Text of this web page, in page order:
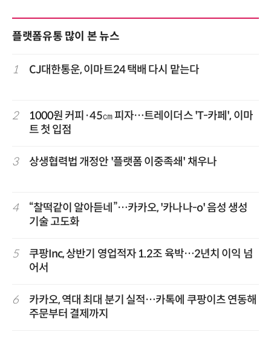
플랫폼유통 많이 본 뉴스
1 CJ대한통운, 이마트24 택배 다시 맡는다
2
1000원 커피·45㎝ 피자…트레이더스 'T-카페', 이마
트 첫 입점
3 상생협력법 개정안 '플랫폼 이중족쇄' 채우나
4
“찰떡같이 알아듣네”…카카오, '카나나-o' 음성 생성
기술 고도화
5
쿠팡Inc, 상반기 영업적자 1.2조 육박…2년치 이익 넘
어서
6
카카오, 역대 최대 분기 실적…카톡에 쿠팡이츠 연동해
주문부터 결제까지